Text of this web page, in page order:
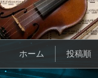
ホーム 投稿順